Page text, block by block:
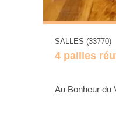
SALLES (33770)
4 pailles
Au Bonheur du